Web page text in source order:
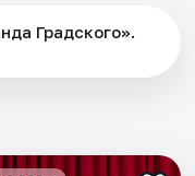
Градского».